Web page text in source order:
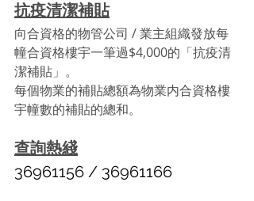
抗疫清潔補貼
向合資格的物管公司 / 業主組織發放每
幢合資格樓宇一筆過$4,000的「抗疫清
潔補貼」。
每個物業的補貼總額為物業内合資格樓
宇幢數的補貼的總和。
查詢熱綫
36961156 / 36961166